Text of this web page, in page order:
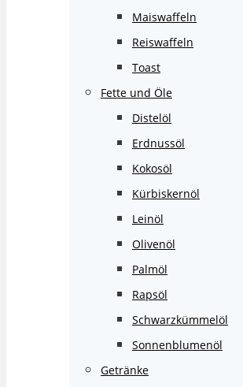
Maiswaffeln
Reiswaffeln
Toast
Fette und Öle
Distelöl
Erdnussöl
Kokosöl
Kürbiskernöl
Leinöl
Olivenöl
Palmöl
Rapsöl
Schwarzkümmelöl
Sonnenblumenöl
Getränke